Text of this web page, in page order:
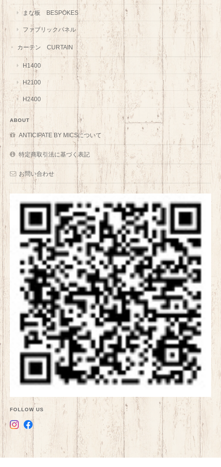
まな板 BESPOKES
ファブリックパネル
カーテン CURTAIN
H1400
H2100
H2400
ABOUT
ANTICIPATE BY MICSについて
特定商取引法に基づく表記
お問い合わせ
FOLLOW US